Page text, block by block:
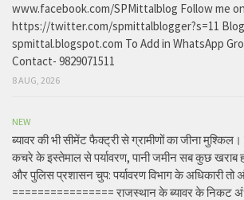
www.facebook.com/SPMittalblog Follow me
https://twitter.com/spmittalblogger?s=11
spmittal.blogspot.com To Add in WhatsApp
Contact- 9829071511
8 AUG, 2026
NEW
ब्यावर की भी सीमेंट फैक्ट्री से ग्रामीणों का जीना
कचरे के इस्तेमाल से पर्यावरण, पानी जमीन सब कुछ खराब
और पुलिस प्रशासन चुप: पर्यावरण विभाग के अधिकारी तो
================ राजस्थान के ब्यावर के निकट